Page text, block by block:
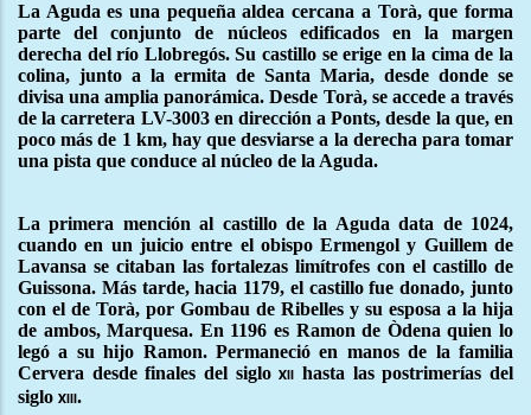
La Aguda es una pequeña aldea cercana a Torà, que forma
parte del conjunto de núcleos edificados en la margen
derecha del río Llobregós. Su castillo se erige en la cima de la
colina, junto a la ermita de Santa Maria, desde donde se
divisa una amplia panorámica. Desde Torà, se accede a través
de la carretera LV-3003 en dirección a Ponts, desde la que, en
poco más de 1 km, hay que desviarse a la derecha para tomar
una pista que conduce al núcleo de la Aguda.
La primera mención al castillo de la Aguda data de 1024,
cuando en un juicio entre el obispo Ermengol y Guillem de
Lavansa se citaban las fortalezas limítrofes con el castillo de
Guissona. Más tarde, hacia 1179, el castillo fue donado, junto
con el de Torà, por Gombau de Ribelles y su esposa a la hija
de ambos, Marquesa. En 1196 es Ramon de Òdena quien lo
legó a su hijo Ramon. Permaneció en manos de la familia
Cervera desde finales del sigloxii hasta las postrimerías del
siglo xiii.